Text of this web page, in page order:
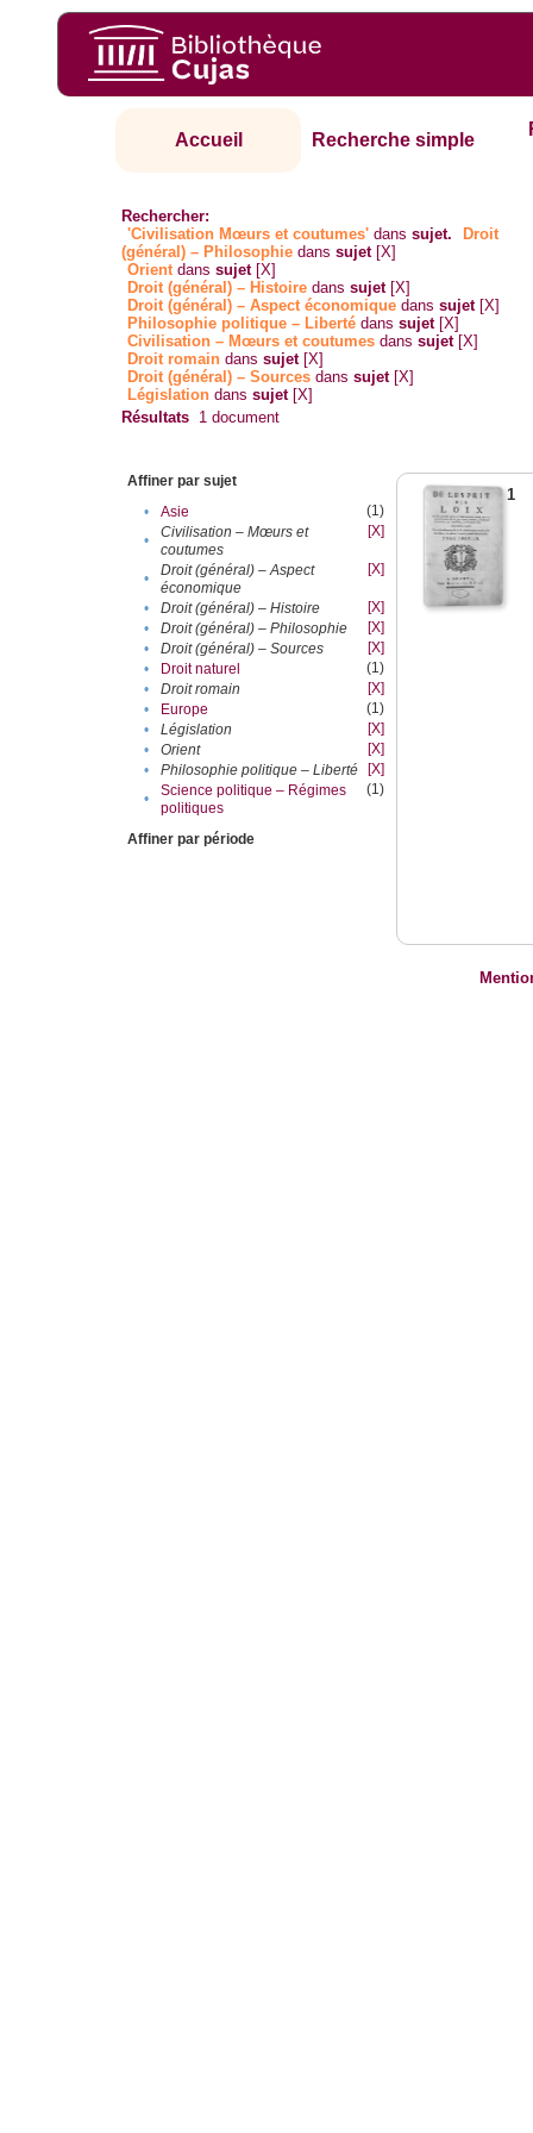
Accueil Recherche simple
Rechercher:
'Civilisation Mœurs et coutumes' danssujet.
Droit
(général) – Philosophie danssujet [X]
Orientdanssujet [X]
Droit (général) – Histoire danssujet [X]
Droit (général) – Aspect économique danssujet [X]
Philosophie politique – Liberté danssujet [X]
Civilisation – Mœurs et coutumes danssujet [X]
Droit romain danssujet [X]
Droit (général) – Sources danssujet [X]
Législation danssujet [X]
Résultats 1 document
Affiner par sujet
•
Asie
(1)
•
Civilisation – Mœurs et
coutumes
[X]
•
Droit (général) – Aspect
économique
[X]
• Droit (général) – Histoire
[X]
•
Droit (général) – Philosophie
[X]
•
Droit (général) – Sources
[X]
•
Droit naturel
(1)
•
Droit romain
[X]
•
Europe
(1)
•
Législation
[X]
•
Orient
[X]
•
Philosophie politique – Liberté
[X]
•
Science politique – Régimes
politiques
(1)
Affiner par période
1